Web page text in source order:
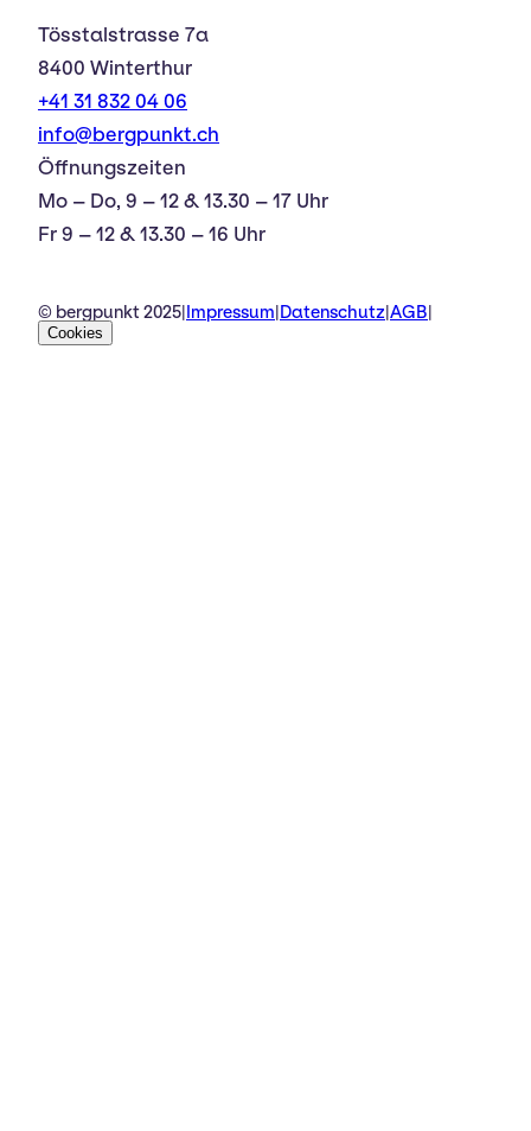
Tösstalstrasse 7a
8400 Winterthur
+41 31 832 04 06
info@bergpunkt.ch
Öffnungszeiten
Mo – Do, 9 – 12 & 13.30 – 17 Uhr
Fr 9 – 12 & 13.30 – 16 Uhr
© bergpunkt 2025 Impressum Datenschutz AGB
Cookies